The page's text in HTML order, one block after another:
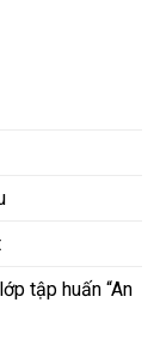
tập huấn “An